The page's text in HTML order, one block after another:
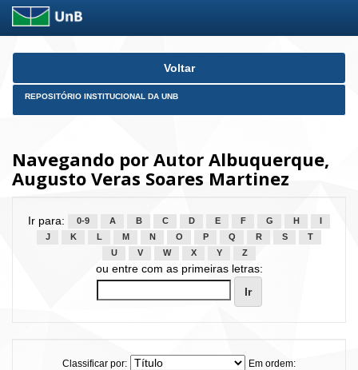
Skip
Voltar
REPOSITÓRIO INSTITUCIONAL DA UNB
Navegando por Autor Albuquerque,
Augusto Veras Soares Martinez
Ir para: 0-9 A B C D E F G H
J
K L M N O P Q R S
T
U
V W X Y Z
ou entre com as primeiras letras:
Classificar por:
Em ordem: